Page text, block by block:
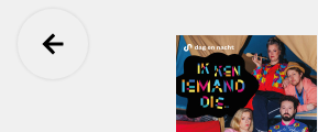
Ga terug